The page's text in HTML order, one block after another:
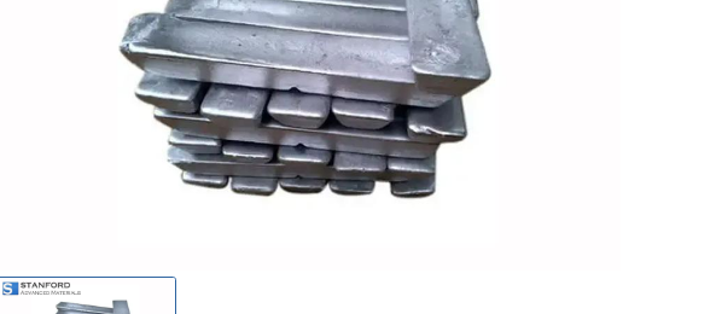
Português
العربية
Nederland
Polska
Sverige